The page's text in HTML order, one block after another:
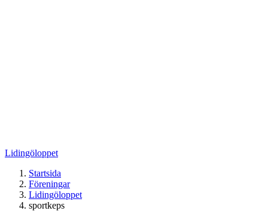
Lidingöloppet
Startsida
Föreningar
Lidingöloppet
sportkeps